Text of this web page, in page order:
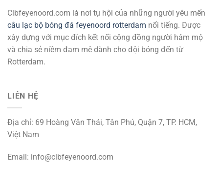
Clbfeyenoord.com là nơi tụ hội của những người yêu mến
câu lạc bộ bóng đá feyenoord rotterdam nổi tiếng. Được
xây dựng với mục đích kết nối cộng đồng người hâm mộ
và chia sẻ niềm đam mê dành cho đội bóng đến từ
Rotterdam.
LIÊN HỆ
Địa chỉ: 69 Hoàng Văn Thái, Tân Phú, Quận 7, TP. HCM,
Việt Nam
Email: info@clbfeyenoord.com